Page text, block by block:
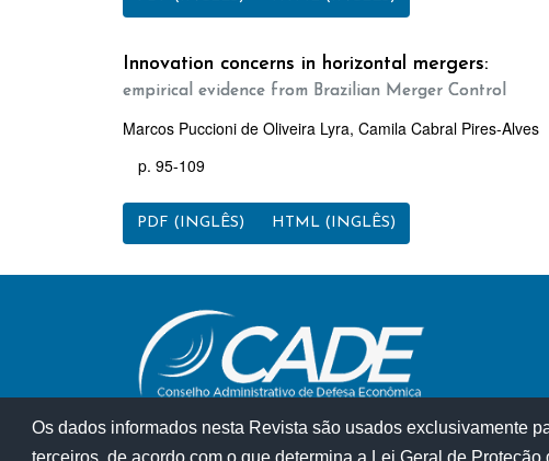
Os dados informados nesta Revista são usados exclusivamente
terceiros, de acordo com o que determina a Lei Geral de Proteção
Innovation concerns in horizontal mergers:
empirical evidence from Brazilian Merger Control
Marcos Puccioni de Oliveira Lyra, Camila Cabral Pires-Alves
p. 95-109
PDF (INGLÊS) HTML (INGLÊS)